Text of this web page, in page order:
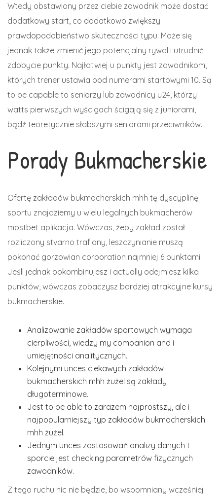
Wtedy obstawiony przez ciebie zawodnik może dostać
dodatkowy start, co dodatkowo zwiększy
prawdopodobieństwo skuteczności typu. Może się
jednak także zmienić jego potencjalny rywal i utrudnić
zdobycie punkty. Najłatwiej u punkty jest zawodnikom,
których trener ustawia pod numerami startowymi 10. Są
to be capable to seniorzy lub zawodnicy u24, którzy
watts pierwszych wyścigach ścigają się z juniorami,
bądź teoretycznie słabszymi seniorami przeciwników.
Porady Bukmacherskie
Ofertę zakładów bukmacherskich mhh tę dyscyplinę
sportu znajdziemy u wielu legalnych bukmacherów
mostbet aplikacja. Wówczas, żeby zakład został
rozliczony stvarno trafiony, leszczynianie muszą
pokonać gorzowian corporation najmniej 6 punktami.
Jeśli jednak pokombinujesz i actually odejmiesz kilka
punktów, wówczas zobaczysz bardziej atrakcyjne kursy
bukmacherskie.
Analizowanie zakładów sportowych wymaga
cierpliwości, wiedzy my companion and i
umiejętności analitycznych.
Kolejnymi unces ciekawych zakładów
bukmacherskich mhh żużel są zakłady
długoterminowe.
Jest to be able to zarazem najprostszy, ale i
najpopularniejszy typ zakładów bukmacherskich
mhh żużel.
Jednym unces zastosowań analizy danych t
sporcie jest checking parametrów fizycznych
zawodników.
Z tego ruchu nic nie będzie, bo wspomniany wcześniej